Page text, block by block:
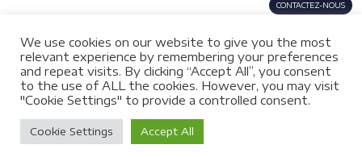
CONTACTEZ-NOUS
© 2026 DIGILIANCE Digitalisation du patrimoine immobilier.
Mentions légales
We use cookies on our website to give you the most
relevant experience by remembering your preferences
and repeat visits. By clicking “Accept All”, you consent
to the use of ALL the cookies. However, you may visit
"Cookie Settings" to provide a controlled consent.
Cookie Settings Accept All